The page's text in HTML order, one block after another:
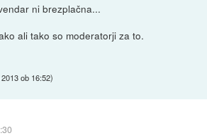
ni brezplačna...
ali tako so moderatorji za to.
ob 16:52)